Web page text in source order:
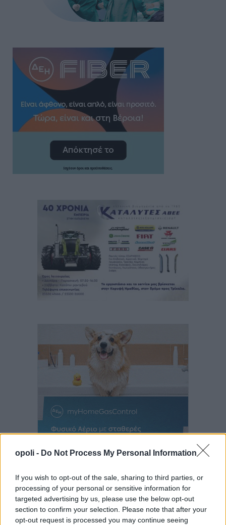
opoli - Do Not Process My Personal Information
If you wish to opt-out of the sale, sharing to third parties, or
processing of your personal or sensitive information for
targeted advertising by us, please use the below opt-out
section to confirm your selection. Please note that after your
opt-out request is processed you may continue seeing